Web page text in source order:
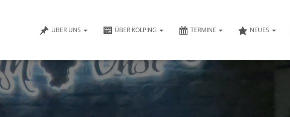
ÜBER UNS ÜBER KOLPING TERMINE NEUES